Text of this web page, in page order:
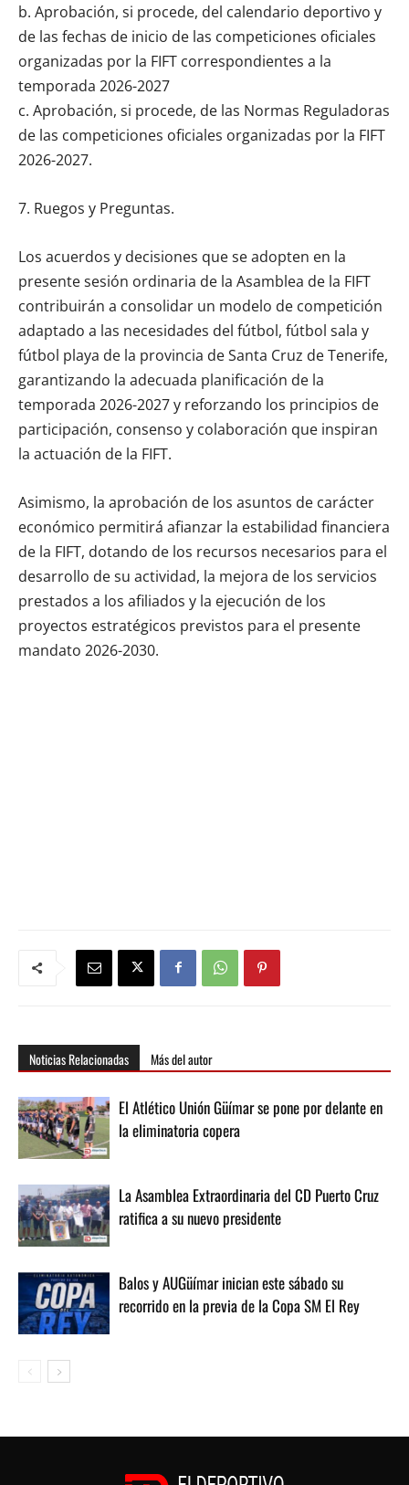
b. Aprobación, si procede, del calendario deportivo y
de las fechas de inicio de las competiciones oficiales
organizadas por la FIFT correspondientes a la
temporada 2026-2027
c. Aprobación, si procede, de las Normas Reguladoras
de las competiciones oficiales organizadas por la FIFT
2026-2027.
7. Ruegos y Preguntas.
Los acuerdos y decisiones que se adopten en la
presente sesión ordinaria de la Asamblea de la FIFT
contribuirán a consolidar un modelo de competición
adaptado a las necesidades del fútbol, fútbol sala y
fútbol playa de la provincia de Santa Cruz de Tenerife,
garantizando la adecuada planificación de la
temporada 2026-2027 y reforzando los principios de
participación, consenso y colaboración que inspiran
la actuación de la FIFT.
Asimismo, la aprobación de los asuntos de carácter
económico permitirá afianzar la estabilidad financiera
de la FIFT, dotando de los recursos necesarios para el
desarrollo de su actividad, la mejora de los servicios
prestados a los afiliados y la ejecución de los
proyectos estratégicos previstos para el presente
mandato 2026-2030.
Noticias Relacionadas Más del autor
El Atlético Unión Güímar se pone por delante en
la eliminatoria copera
La Asamblea Extraordinaria del CD Puerto Cruz
ratifica a su nuevo presidente
Balos y AUGüímar inician este sábado su
recorrido en la previa de la Copa SM El Rey